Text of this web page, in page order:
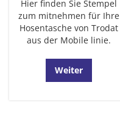
Hier finden Sie Stempel
zum mitnehmen für Ihre
Hosentasche von Trodat
aus der Mobile linie.
Weiter